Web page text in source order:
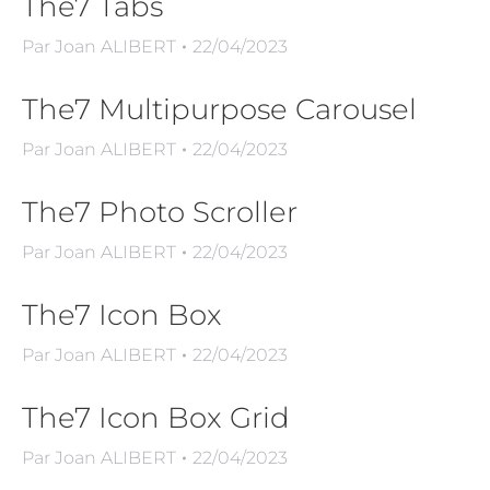
Par Joan ALIBERT 22/04/2023
The7 Multipurpose Carousel
Par Joan ALIBERT 22/04/2023
The7 Photo Scroller
Par Joan ALIBERT 22/04/2023
The7 Icon Box
Par Joan ALIBERT 22/04/2023
The7 Icon Box Grid
Par Joan ALIBERT 22/04/2023